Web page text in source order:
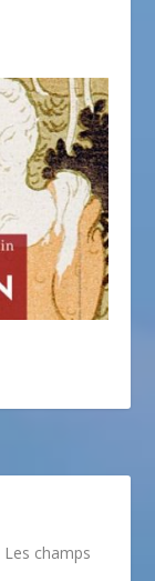
Les champs